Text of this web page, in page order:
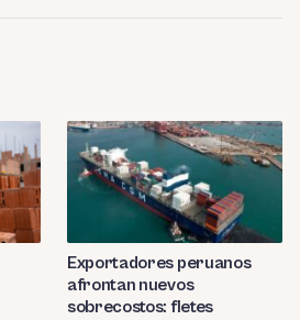
Exportadores peruanos
afrontan nuevos
sobrecostos: fletes